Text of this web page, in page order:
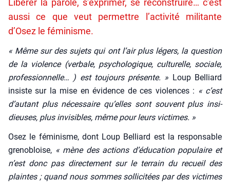
Libérer la parole, s’exprimer, se reconstruire… c’est
aussi ce que veut permettre l’activité militante
d’Osez le féminisme.
« Même sur des sujets qui ont l’air plus légers, la ques­tion
de la vio­lence (ver­bale, psy­cho­lo­gique, cultu­relle, sociale,
pro­fes­sion­nelle… ) est tou­jours pré­sente. » Loup Bel­liard
insiste sur la mise en évi­dence de ces vio­lences : « c’est
d’autant plus néces­saire qu’elles sont sou­vent plus insi­
dieuses, plus invi­sibles, même pour leurs vic­times. »
Osez le fémi­nisme, dont Loup Bel­liard est la res­pon­sable
gre­no­bloise, « mène des actions d’éducation popu­laire et
n’est donc pas direc­te­ment sur le ter­rain du recueil des
plaintes ; quand nous sommes sol­li­ci­tées par des vic­times